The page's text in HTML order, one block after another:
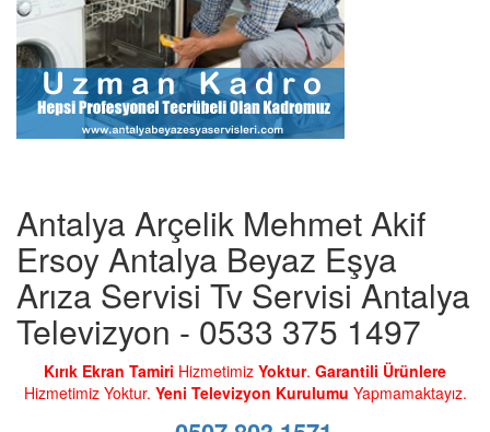
Antalya Arçelik Mehmet Akif
Ersoy Antalya Beyaz Eşya
Arıza Servisi Tv Servisi Antalya
Televizyon - 0533 375 1497
Kırık Ekran Tamiri Hizmetimiz Yoktur. Garantili Ürünlere
Hizmetimiz Yoktur. Yeni Televizyon Kurulumu Yapmamaktayız.